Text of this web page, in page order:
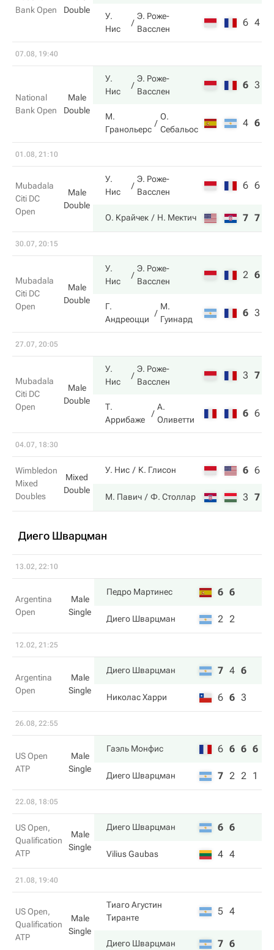
Bank Open
Double
У.
Нис
Э. Роже-
Васслен
6 4
07.08, 19:40
National
Bank Open
Male
Double
У.
Нис
Э. Роже-
Васслен
6 3
М.
Гранольерс
О.
Себальос
4 6
01.08, 21:10
Mubadala
Citi DC
Open
Male
Double
У.
Нис
Э. Роже-
Васслен
6 6
О. Крайчек Н. Мектич 7 7
30.07, 20:15
Mubadala
Citi DC
Open
Male
Double
У.
Нис
Э. Роже-
Васслен
2 6
Г.
Андреоцци
М.
Гуинард
6 3
27.07, 20:05
Mubadala
Citi DC
Open
Male
Double
У.
Нис
Э. Роже-
Васслен
3 7
Т.
Аррибаже
А.
Оливетти
6 6
04.07, 18:30
Wimbledon
Mixed
Doubles
Mixed
Double
У. Нис К. Глисон 6 6
М. Павич Ф. Столлар 3 7
Диего Шварцман
13.02, 22:10
Argentina
Open
Male
Single
Педро Мартинес 6 6
Диего Шварцман 2 2
12.02, 21:25
Argentina
Open
Male
Single
Диего Шварцман 7 4 6
Николас Харри 6 6 3
26.08, 22:55
US Open
ATP
Male
Single
Гаэль Монфис 6 6 6 6
Диего Шварцман 7 2 2 1
22.08, 18:05
US Open,
Qualification
ATP
Male
Single
Диего Шварцман 6 6
Vilius Gaubas 4 4
21.08, 19:40
US Open,
Qualification
ATP
Male
Single
Тиаго Агустин
Тиранте
5 4
Диего Шварцман 7 6